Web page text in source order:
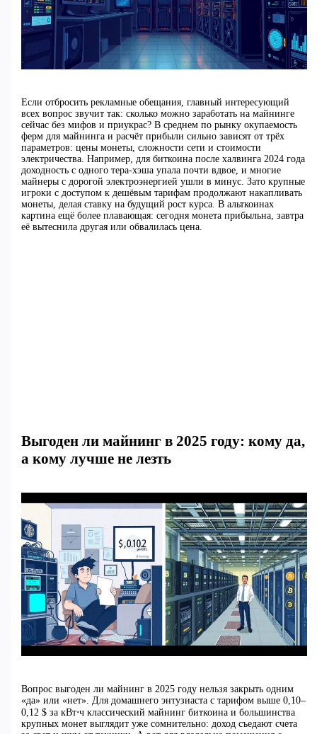
Если отбросить рекламные обещания, главный интересующий
всех вопрос звучит так: сколько можно заработать на майнинге
сейчас без мифов и приукрас? В среднем по рынку окупаемость
ферм для майнинга и расчёт прибыли сильно зависят от трёх
параметров: цены монеты, сложности сети и стоимости
электричества. Например, для биткоина после халвинга 2024 года
доходность с одного тера-хэша упала почти вдвое, и многие
майнеры с дорогой электроэнергией ушли в минус. Зато крупные
игроки с доступом к дешёвым тарифам продолжают накапливать
монеты, делая ставку на будущий рост курса. В альткоинах
картина ещё более плавающая: сегодня монета прибыльна, завтра
её вытеснила другая или обвалилась цена.
Выгоден ли майнинг в 2025 году: кому да,
а кому лучше не лезть
Вопрос выгоден ли майнинг в 2025 году нельзя закрыть одним
«да» или «нет». Для домашнего энтузиаста с тарифом выше 0,10–
0,12 $ за кВт⋅ч классический майнинг биткоина и большинства
крупных монет выглядит уже сомнительно: доход съедают счета